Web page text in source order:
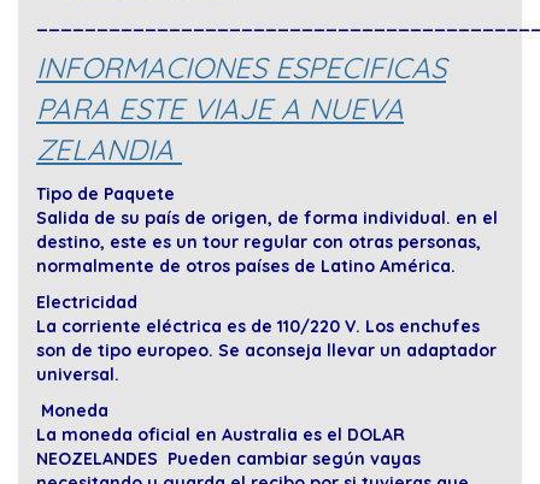
INFORMACIONES ESPECIFICAS
PARA ESTE VIAJE A NUEVA
ZELANDIA
Tipo de Paquete
Salida de su país de origen, de forma individual. en el
destino, este es un tour regular con otras personas,
normalmente de otros países de Latino América.
Electricidad
La corriente eléctrica es de 110/220 V. Los enchufes
son de tipo europeo. Se aconseja llevar un adaptador
universal.
Moneda
La moneda oficial en Australia es el DOLAR
NEOZELANDES Pueden cambiar según vayas